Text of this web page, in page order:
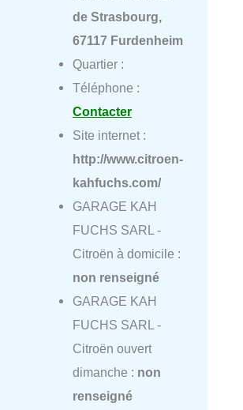
de Strasbourg,
67117 Furdenheim
Quartier :
Téléphone :
Contacter
Site internet :
http://www.citroen-
kahfuchs.com/
GARAGE KAH
FUCHS SARL -
Citroën à domicile :
non renseigné
GARAGE KAH
FUCHS SARL -
Citroën ouvert
dimanche : non
renseigné